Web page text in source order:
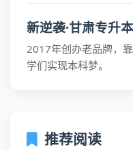
新逆袭·甘肃专升
2017年创办老品牌，
学们实现本科梦。
推荐阅读